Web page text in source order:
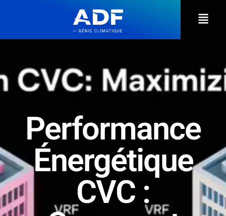
Performance
Énergétique
CVC :